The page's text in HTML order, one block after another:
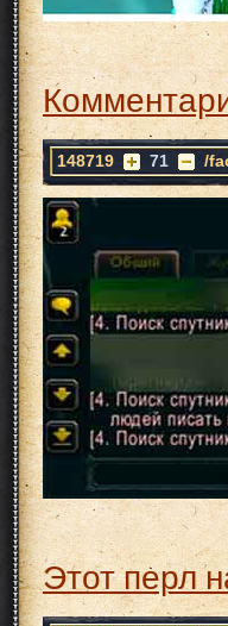
148719 71 /
Этот перл